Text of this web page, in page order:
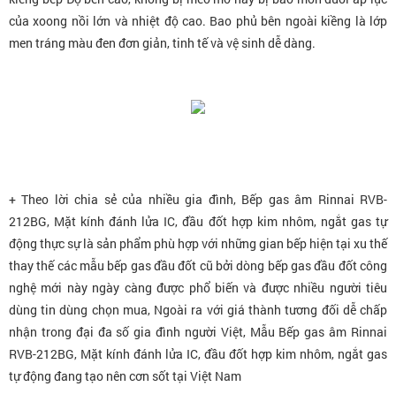
của xoong nồi lớn và nhiệt độ cao. Bao phủ bên ngoài kiềng là lớp
men tráng màu đen đơn giản, tinh tế và vệ sinh dễ dàng.
+ Theo lời chia sẻ của nhiều gia đình, Bếp gas âm Rinnai RVB-
212BG, Mặt kính đánh lửa IC, đầu đốt hợp kim nhôm, ngắt gas tự
động thực sự là sản phẩm phù hợp với những gian bếp hiện tại xu thế
thay thế các mẫu bếp gas đầu đốt cũ bởi dòng bếp gas đầu đốt công
nghệ mới này ngày càng được phổ biến và được nhiều người tiêu
dùng tin dùng chọn mua, Ngoài ra với giá thành tương đối dễ chấp
nhận trong đại đa số gia đình người Việt, Mẫu Bếp gas âm Rinnai
RVB-212BG, Mặt kính đánh lửa IC, đầu đốt hợp kim nhôm, ngắt gas
tự động đang tạo nên cơn sốt tại Việt Nam